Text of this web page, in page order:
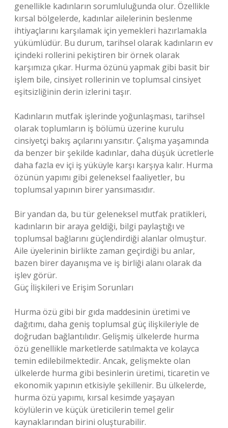
genellikle kadınların sorumluluğunda olur. Özellikle
kırsal bölgelerde, kadınlar ailelerinin beslenme
ihtiyaçlarını karşılamak için yemekleri hazırlamakla
yükümlüdür. Bu durum, tarihsel olarak kadınların ev
içindeki rollerini pekiştiren bir örnek olarak
karşımıza çıkar. Hurma özünü yapmak gibi basit bir
işlem bile, cinsiyet rollerinin ve toplumsal cinsiyet
eşitsizliğinin derin izlerini taşır.
Kadınların mutfak işlerinde yoğunlaşması, tarihsel
olarak toplumların iş bölümü üzerine kurulu
cinsiyetçi bakış açılarını yansıtır. Çalışma yaşamında
da benzer bir şekilde kadınlar, daha düşük ücretlerle
daha fazla ev içi iş yüküyle karşı karşıya kalır. Hurma
özünün yapımı gibi geleneksel faaliyetler, bu
toplumsal yapının birer yansımasıdır.
Bir yandan da, bu tür geleneksel mutfak pratikleri,
kadınların bir araya geldiği, bilgi paylaştığı ve
toplumsal bağlarını güçlendirdiği alanlar olmuştur.
Aile üyelerinin birlikte zaman geçirdiği bu anlar,
bazen birer dayanışma ve iş birliği alanı olarak da
işlev görür.
Güç İlişkileri ve Erişim Sorunları
Hurma özü gibi bir gıda maddesinin üretimi ve
dağıtımı, daha geniş toplumsal güç ilişkileriyle de
doğrudan bağlantılıdır. Gelişmiş ülkelerde hurma
özü genellikle marketlerde satılmakta ve kolayca
temin edilebilmektedir. Ancak, gelişmekte olan
ülkelerde hurma gibi besinlerin üretimi, ticaretin ve
ekonomik yapının etkisiyle şekillenir. Bu ülkelerde,
hurma özü yapımı, kırsal kesimde yaşayan
köylülerin ve küçük üreticilerin temel gelir
kaynaklarından birini oluşturabilir.